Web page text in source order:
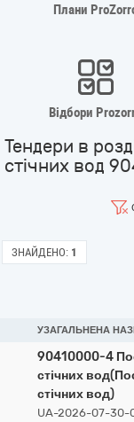
Плани
Відбори
Тендери в
стічних вод
ЗНАЙДЕНО: 1
УЗАГАЛЬНЕНА
90410000-4
стічних
стічних вод)
UA-2026-07-30-